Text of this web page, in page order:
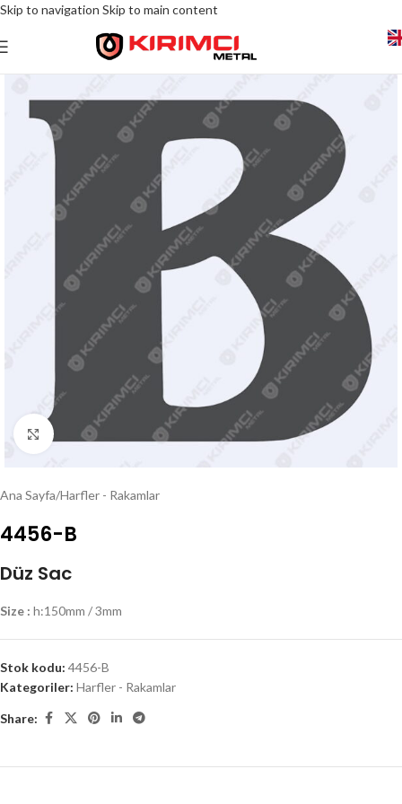
Skip to navigation Skip to main content
Click to enlarge
Ana Sayfa/Harfler - Rakamlar
4456-B
Düz Sac
Size : h:150mm / 3mm
Stok kodu: 4456-B
Kategoriler: Harfler - Rakamlar
Share: